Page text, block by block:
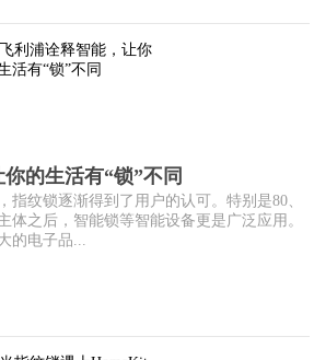
的生活有“锁”不同
指纹锁逐渐得到了用户的认可。特别是80、
体之后，智能锁等智能设备更是广泛应用。
的电子品...